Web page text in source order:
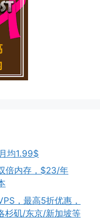
均1.99$
倍内存，$23/年
，最高5折优惠，
杉矶/东京/新加坡等